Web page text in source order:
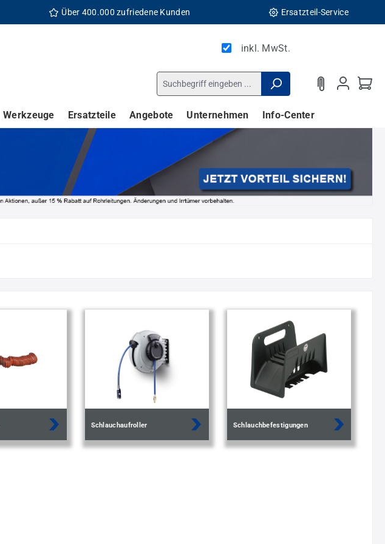
Über 400.000 zufriedene Kunden Ersatzteil-Service
inkl. MwSt.
Werkzeuge Ersatzteile Angebote Unternehmen Info-Center
Schlauchaufroller Schlauchbefestigungen